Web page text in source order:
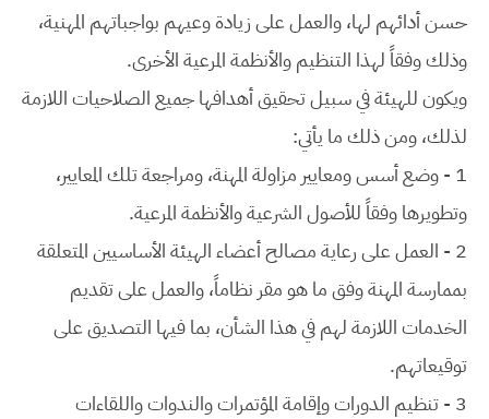
حسن أدائهم لها، والعمل على زيادة وعيهم بواجباتهم المهنية،
وذلك وفقاً لهذا التنظيم والأنظمة المرعية الأخرى.
ويكون للهيئة في سبيل تحقيق أهدافها جميع الصلاحيات اللازمة
لذلك، ومن ذلك ما يأتي:
1 - وضع أسس ومعايير مزاولة المهنة، ومراجعة تلك المعايير،
وتطويرها وفقاً للأصول الشرعية والأنظمة المرعية.
2 - العمل على رعاية مصالح أعضاء الهيئة الأساسيين المتعلقة
بممارسة المهنة وفق ما هو مقر نظاماً، والعمل على تقديم
الخدمات اللازمة لهم في هذا الشأن، بما فيها التصديق على
توقيعاتهم.
3 - تنظيم الدورات وإقامة المؤتمرات والندوات واللقاءات